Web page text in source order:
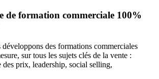
de formation commerciale 100%
des formations commerciales
sur tous les sujets clés de la vente :
des prix, leadership, social selling,